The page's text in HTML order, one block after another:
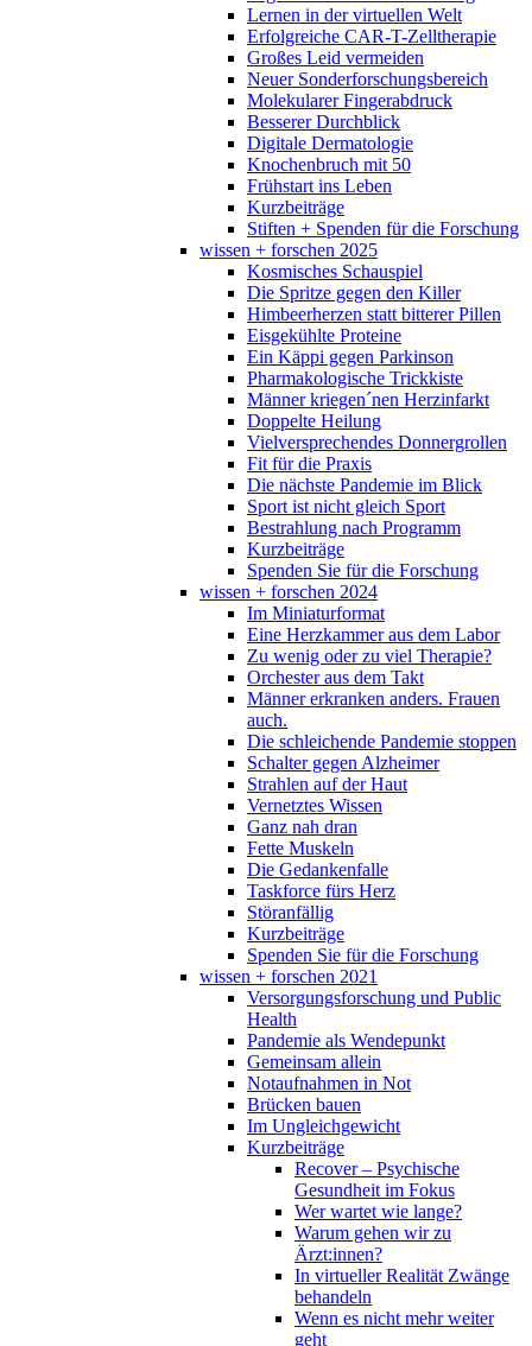
Lernen in der virtuellen Welt
Erfolgreiche CAR-T-Zelltherapie
Großes Leid vermeiden
Neuer Sonderforschungsbereich
Molekularer Fingerabdruck
Besserer Durchblick
Digitale Dermatologie
Knochenbruch mit 50
Frühstart ins Leben
Kurzbeiträge
Stiften + Spenden für die Forschung
wissen + forschen 2025
Kosmisches Schauspiel
Die Spritze gegen den Killer
Himbeerherzen statt bitterer Pillen
Eisgekühlte Proteine
Ein Käppi gegen Parkinson
Pharmakologische Trickkiste
Männer kriegen´nen Herzinfarkt
Doppelte Heilung
Vielversprechendes Donnergrollen
Fit für die Praxis
Die nächste Pandemie im Blick
Sport ist nicht gleich Sport
Bestrahlung nach Programm
Kurzbeiträge
Spenden Sie für die Forschung
wissen + forschen 2024
Im Miniaturformat
Eine Herzkammer aus dem Labor
Zu wenig oder zu viel Therapie?
Orchester aus dem Takt
Männer erkranken anders. Frauen
auch.
Die schleichende Pandemie stoppen
Schalter gegen Alzheimer
Strahlen auf der Haut
Vernetztes Wissen
Ganz nah dran
Fette Muskeln
Die Gedankenfalle
Taskforce fürs Herz
Störanfällig
Kurzbeiträge
Spenden Sie für die Forschung
wissen + forschen 2021
Versorgungsforschung und Public
Health
Pandemie als Wendepunkt
Gemeinsam allein
Notaufnahmen in Not
Brücken bauen
Im Ungleichgewicht
Kurzbeiträge
Recover – Psychische
Gesundheit im Fokus
Wer wartet wie lange?
Warum gehen wir zu
Ärzt:innen?
In virtueller Realität Zwänge
behandeln
Wenn es nicht mehr weiter
geht